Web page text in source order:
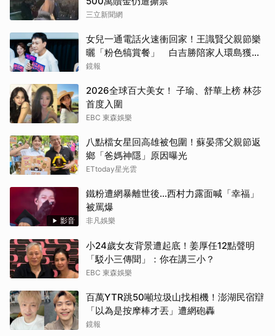
三立新聞網
女兒一通電話火速衝回家！王識賢父親節樂
曬「粉色犒賞餐」 白吉勝陪家人環島獲封
「最狂老爸」
鏡報
2026全球百大美女！ 子瑜、舒華上榜 林莎
首度入圍
EBC 東森娛樂
八點檔女星回高雄被包圍！蘇晏霈父親節返
鄉「爸媽神隱」原因曝光
ETtoday星光雲
影音
鐵粉遭網暴離世後...西村力露面喊「幸福」
被罵爆
非凡娛樂
小24歲女友背景遭起底！姜厚任12點聲明
「駁小三傳聞」：你在講三小？
EBC 東森娛樂
百萬YTR跳50噸垃圾山找相機！澎湖民宿辯
「以為是按摩棒才丟」遭網砲轟
鏡報